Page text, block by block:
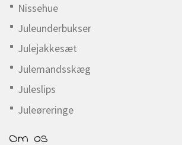
Nissehue
Juleunderbukser
Julejakkesæt
Julemandsskæg
Juleslips
Juleøreringe
Om os